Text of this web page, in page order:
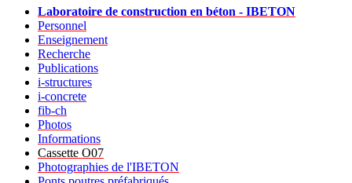
Laboratoire de construction en béton - IBETON
Personnel
Enseignement
Recherche
Publications
i-structures
i-concrete
fib-ch
Photos
Informations
Cassette O07
Photographies de l'IBETON